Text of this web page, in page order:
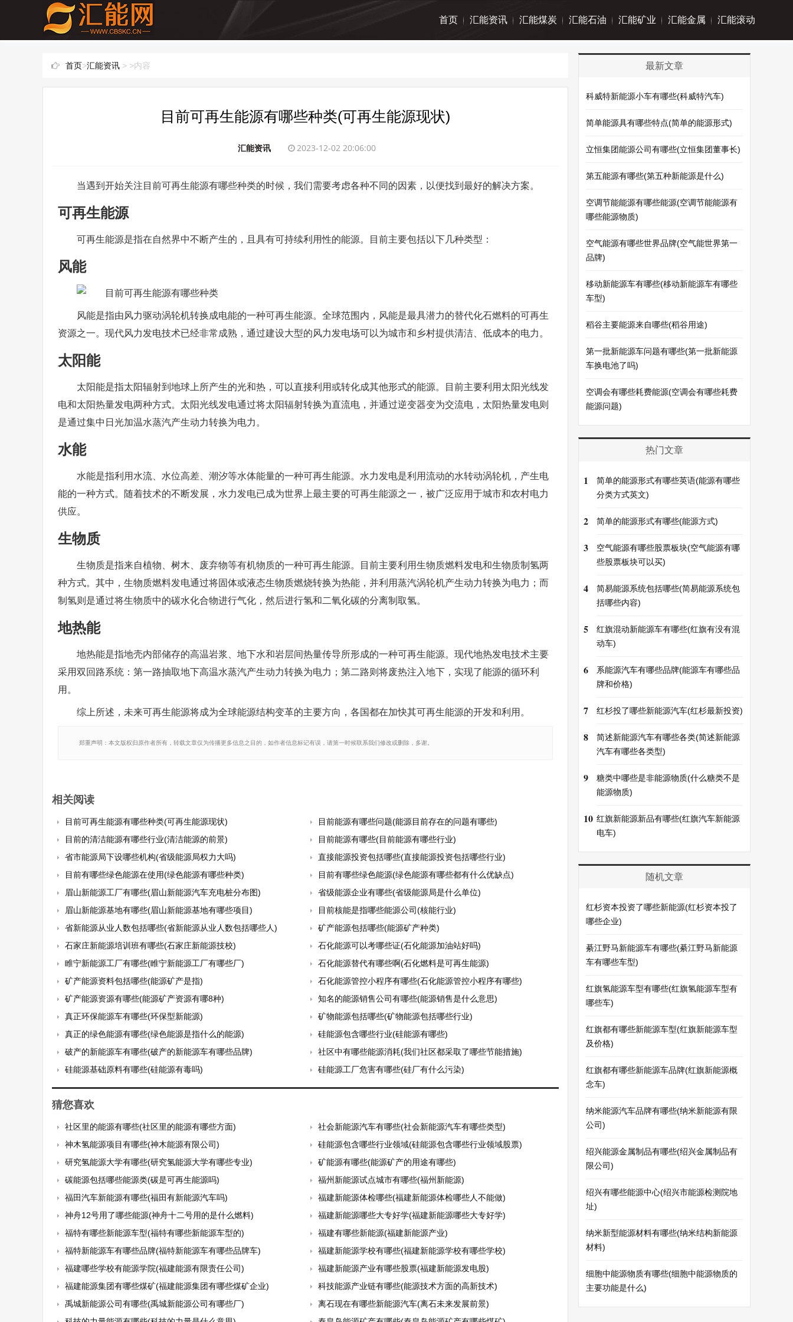
首页 汇能资讯 汇能煤炭 汇能石油 汇能矿业 汇能金属 汇能滚动
首页>汇能资讯 > >内容
目前可再生能源有哪些种类(可再生能源现状)
汇能资讯 2023-12-02 20:06:00
当遇到开始关注目前可再生能源有哪些种类的时候，我们需要考虑各种不同的因素，以便找到最好的解决方案。
可再生能源
可再生能源是指在自然界中不断产生的，且具有可持续利用性的能源。目前主要包括以下几种类型：
风能
风能是指由风力驱动涡轮机转换成电能的一种可再生能源。全球范围内，风能是最具潜力的替代化石燃料的可再生
资源之一。现代风力发电技术已经非常成熟，通过建设大型的风力发电场可以为城市和乡村提供清洁、低成本的电力。
太阳能
太阳能是指太阳辐射到地球上所产生的光和热，可以直接利用或转化成其他形式的能源。目前主要利用太阳光线发
电和太阳热量发电两种方式。太阳光线发电通过将太阳辐射转换为直流电，并通过逆变器变为交流电，太阳热量发电则
是通过集中日光加温水蒸汽产生动力转换为电力。
水能
水能是指利用水流、水位高差、潮汐等水体能量的一种可再生能源。水力发电是利用流动的水转动涡轮机，产生电
能的一种方式。随着技术的不断发展，水力发电已成为世界上最主要的可再生能源之一，被广泛应用于城市和农村电力
供应。
生物质
生物质是指来自植物、树木、废弃物等有机物质的一种可再生能源。目前主要利用生物质燃料发电和生物质制氢两
种方式。其中，生物质燃料发电通过将固体或液态生物质燃烧转换为热能，并利用蒸汽涡轮机产生动力转换为电力；而
制氢则是通过将生物质中的碳水化合物进行气化，然后进行氢和二氧化碳的分离制取氢。
地热能
地热能是指地壳内部储存的高温岩浆、地下水和岩层间热量传导所形成的一种可再生能源。现代地热发电技术主要
采用双回路系统：第一路抽取地下高温水蒸汽产生动力转换为电力；第二路则将废热注入地下，实现了能源的循环利
用。
综上所述，未来可再生能源将成为全球能源结构变革的主要方向，各国都在加快其可再生能源的开发和利用。
郑重声明：本文版权归原作者所有，转载文章仅为传播更多信息之目的，如作者信息标记有误，请第一时候联系我们修改或删除，多谢。
相关阅读
目前可再生能源有哪些种类(可再生能源现状)
目前能源有哪些问题(能源目前存在的问题有哪些)
目前的清洁能源有哪些行业(清洁能源的前景)
目前能源有哪些(目前能源有哪些行业)
省市能源局下设哪些机构(省级能源局权力大吗)
直接能源投资包括哪些(直接能源投资包括哪些行业)
目前有哪些绿色能源在使用(绿色能源有哪些种类)
目前有哪些绿色能源(绿色能源有哪些都有什么优缺点)
眉山新能源工厂有哪些(眉山新能源汽车充电桩分布图)
省级能源企业有哪些(省级能源局是什么单位)
眉山新能源基地有哪些(眉山新能源基地有哪些项目)
目前核能是指哪些能源公司(核能行业)
省新能源从业人数包括哪些(省新能源从业人数包括哪些人)
矿产能源包括哪些(能源矿产种类)
石家庄新能源培训班有哪些(石家庄新能源技校)
石化能源可以考哪些证(石化能源加油站好吗)
睢宁新能源工厂有哪些(睢宁新能源工厂有哪些厂)
石化能源替代有哪些啊(石化燃料是可再生能源)
矿产能源资料包括哪些(能源矿产是指)
石化能源管控小程序有哪些(石化能源管控小程序有哪些)
矿产能源资源有哪些(能源矿产资源有哪8种)
知名的能源销售公司有哪些(能源销售是什么意思)
真正环保能源车有哪些(环保型新能源)
矿物能源包括哪些(矿物能源包括哪些行业)
真正的绿色能源有哪些(绿色能源是指什么的能源)
硅能源包含哪些行业(硅能源有哪些)
破产的新能源车有哪些(破产的新能源车有哪些品牌)
社区中有哪些能源消耗(我们社区都采取了哪些节能措施)
硅能源基础原料有哪些(硅能源有毒吗)
硅能源工厂危害有哪些(硅厂有什么污染)
猜您喜欢
社区里的能源有哪些(社区里的能源有哪些方面)
社会新能源汽车有哪些(社会新能源汽车有哪些类型)
神木氢能源项目有哪些(神木能源有限公司)
硅能源包含哪些行业领域(硅能源包含哪些行业领域股票)
研究氢能源大学有哪些(研究氢能源大学有哪些专业)
矿能源有哪些(能源矿产的用途有哪些)
碳能源包括哪些能源类(碳是可再生能源吗)
福州新能源试点城市有哪些(福州新能源)
福田汽车新能源有哪些(福田有新能源汽车吗)
福建新能源体检哪些(福建新能源体检哪些人不能做)
神舟12号用了哪些能源(神舟十二号用的是什么燃料)
福建新能源哪些大专好学(福建新能源哪些大专好学)
福特有哪些新能源车型(福特有哪些新能源车型的)
福建有哪些新能源(福建新能源产业)
福特新能源车有哪些品牌(福特新能源车有哪些品牌车)
福建新能源学校有哪些(福建新能源学校有哪些学校)
福建哪些学校有能源学院(福建能源有限责任公司)
福建新能源产业有哪些股票(福建新能源发电股)
福建能源集团有哪些煤矿(福建能源集团有哪些煤矿企业)
科技能源产业链有哪些(能源技术方面的高新技术)
禹城新能源公司有哪些(禹城新能源公司有哪些厂)
离石现在有哪些新能源汽车(离石未来发展前景)
最新文章
科威特新能源小车有哪些(科威特汽车)
简单能源具有哪些特点(简单的能源形式)
立恒集团能源公司有哪些(立恒集团董事长)
第五能源有哪些(第五种新能源是什么)
空调节能能源有哪些能源(空调节能能源有
哪些能源物质)
空气能源有哪些世界品牌(空气能世界第一
品牌)
移动新能源车有哪些(移动新能源车有哪些
车型)
稻谷主要能源来自哪些(稻谷用途)
第一批新能源车问题有哪些(第一批新能源
车换电池了吗)
空调会有哪些耗费能源(空调会有哪些耗费
能源问题)
热门文章
1
简单的能源形式有哪些英语(能源有哪些
分类方式英文)
2 简单的能源形式有哪些(能源方式)
3
空气能源有哪些股票板块(空气能源有哪
些股票板块可以买)
4
简易能源系统包括哪些(简易能源系统包
括哪些内容)
5
红旗混动新能源车有哪些(红旗有没有混
动车)
6
系能源汽车有哪些品牌(能源车有哪些品
牌和价格)
7 红杉投了哪些新能源汽车(红杉最新投资)
8
简述新能源汽车有哪些各类(简述新能源
汽车有哪些各类型)
9
糖类中哪些是非能源物质(什么糖类不是
能源物质)
10 红旗新能源新品有哪些(红旗汽车新能源
电车)
随机文章
红杉资本投资了哪些新能源(红杉资本投了
哪些企业)
綦江野马新能源车有哪些(綦江野马新能源
车有哪些车型)
红旗氢能源车型有哪些(红旗氢能源车型有
哪些车)
红旗都有哪些新能源车型(红旗新能源车型
及价格)
红旗都有哪些新能源车品牌(红旗新能源概
念车)
纳米能源汽车品牌有哪些(纳米新能源有限
公司)
绍兴能源金属制品有哪些(绍兴金属制品有
限公司)
绍兴有哪些能源中心(绍兴市能源检测院地
址)
纳米新型能源材料有哪些(纳米结构新能源
材料)
细胞中能源物质有哪些(细胞中能源物质的
主要功能是什么)